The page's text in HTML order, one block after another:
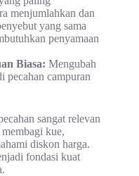
menjumlahkan dan
yang sama
penyamaan
Biasa: Mengubah
pecahan campuran
sangat relevan
kue,
diskon harga.
fondasi kuat